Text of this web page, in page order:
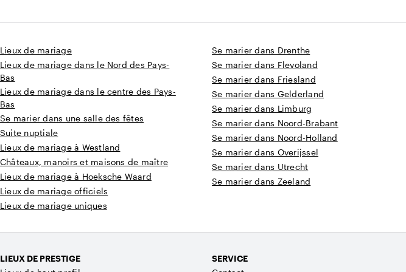
Lieux de mariage
Lieux de mariage dans le Nord des Pays-
Bas
Lieux de mariage dans le centre des Pays-
Bas
Se marier dans une salle des fêtes
Suite nuptiale
Lieux de mariage à Westland
Châteaux, manoirs et maisons de maître
Lieux de mariage à Hoeksche Waard
Lieux de mariage officiels
Lieux de mariage uniques
Se marier dans Drenthe
Se marier dans Flevoland
Se marier dans Friesland
Se marier dans Gelderland
Se marier dans Limburg
Se marier dans Noord-Brabant
Se marier dans Noord-Holland
Se marier dans Overijssel
Se marier dans Utrecht
Se marier dans Zeeland
LIEUX DE PRESTIGE
SERVICE